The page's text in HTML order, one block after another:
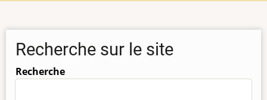
Recherche sur le site
Recherche